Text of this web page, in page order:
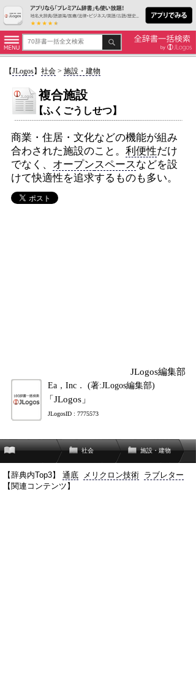
【JLogos】 社会> 施設・建物
複合施設
【ふくごうしせつ】
商業・住居・文化などの機能が組み
合わされた施設のこと。 利便性だけ
でなく、 オープンスペースなどを設
けて快適性を追求するものも多い。
JLogos編集部
Ea，Inc． (著:JLogos編集部)
「JLogos」
JLogosID : 7775573
社会 施設・建物
【辞典内Top3】 通底 メリクロン技術 ラブレター
【関連コンテンツ】